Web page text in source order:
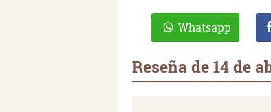
Whatsapp
Reseña de 14 de